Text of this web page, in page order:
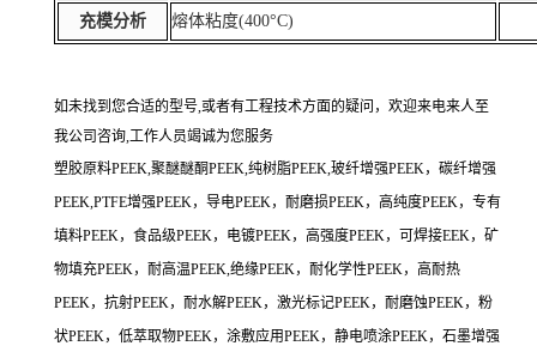
充模分析 熔体粘度(400°C)
如未找到您合适的型号,或者有工程技术方面的疑问，欢迎来电来人至
我公司咨询,工作人员竭诚为您服务
塑胶原料PEEK,聚醚醚酮PEEK,纯树脂PEEK,玻纤增强PEEK，碳纤增强
PEEK,PTFE增强PEEK，导电PEEK，耐磨损PEEK，高纯度PEEK，专有
填料PEEK，食品级PEEK，电镀PEEK，高强度PEEK，可焊接EEK，矿
物填充PEEK，耐高温PEEK,绝缘PEEK，耐化学性PEEK，高耐热
PEEK，抗射PEEK，耐水解PEEK，激光标记PEEK，耐磨蚀PEEK，粉
状PEEK，低萃取物PEEK，涂敷应用PEEK，静电喷涂PEEK，石墨增强